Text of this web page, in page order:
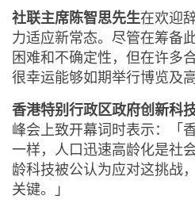
社联主席陈智思先生在欢迎
力适应新常态。尽管在筹备
困难和不确定性，但在许多
很幸运能够如期举行博览及
香港特别行政区政府创新科
峰会上致开幕词时表示：「
一样，人口迅速高龄化是社
龄科技被公认为应对这挑战
关键。」